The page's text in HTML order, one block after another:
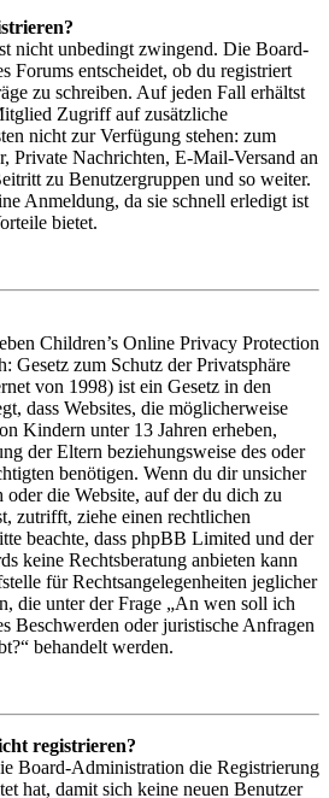
nicht unbedingt zwingend. Die Board-
Forums entscheidet, ob du registriert
zu schreiben. Auf jeden Fall erhältst
Zugriff auf zusätzliche
nicht zur Verfügung stehen: zum
Private Nachrichten, E-Mail-Versand an
zu Benutzergruppen und so weiter.
Anmeldung, da sie schnell erledigt ist
bietet.
Children’s Online Privacy Protection
Gesetz zum Schutz der Privatsphäre
von 1998) ist ein Gesetz in den
dass Websites, die möglicherweise
Kindern unter 13 Jahren erheben,
der Eltern beziehungsweise des oder
benötigen. Wenn du dir unsicher
oder die Website, auf der du dich zu
zutrifft, ziehe einen rechtlichen
beachte, dass phpBB Limited und der
keine Rechtsberatung anbieten kann
für Rechtsangelegenheiten jeglicher
die unter der Frage „An wen soll ich
Beschwerden oder juristische Anfragen
behandelt werden.
registrieren?
Board-Administration die Registrierung
hat, damit sich keine neuen Benutzer